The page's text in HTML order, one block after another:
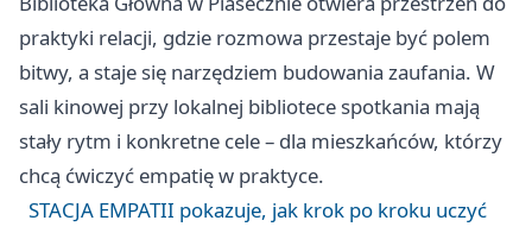
praktyki relacji, gdzie rozmowa przestaje być polem
bitwy, a staje się narzędziem budowania zaufania. W
sali kinowej przy lokalnej bibliotece spotkania mają
stały rytm i konkretne cele – dla mieszkańców, którzy
chcą ćwiczyć empatię w praktyce.
STACJA EMPATII pokazuje, jak krok po kroku uczyć